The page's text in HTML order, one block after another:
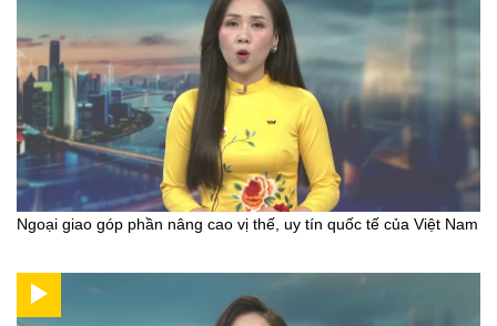
Ngoại giao góp phần nâng cao vị thế, uy tín quốc tế của Việt Nam